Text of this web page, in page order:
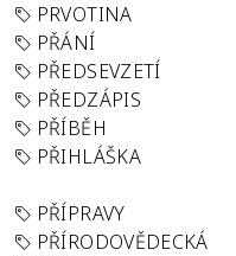
PRVOTINA
PŘÁNÍ
PŘEDSEVZETÍ
PŘEDZÁPIS
PŘÍBĚH
PŘIHLÁŠKA
PŘÍPRAVY
PŘÍRODOVĚDECKÁ